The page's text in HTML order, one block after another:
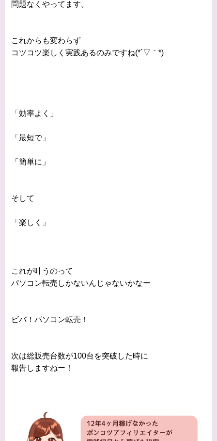
問題なくやってます。
これからも変わらず
コツコツ楽しく実践あるのみですね(*´▽｀*)
「効率よく」
「最短で」
「簡単に」
そして
「楽しく」
これが叶うのって
パソコン転売しかないんじゃないかなー
ビバ！パソコン転売！
次は総販売台数が100台を突破した時に
報告しますねー！